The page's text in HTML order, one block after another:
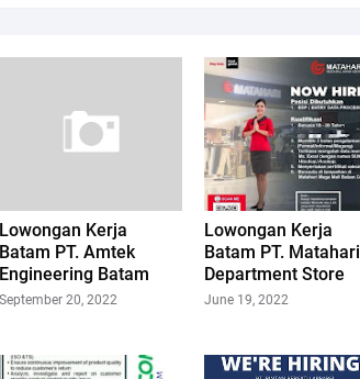
Lowongan Kerja
Batam PT. Amtek
Engineering Batam
September 20, 2022
Lowongan Kerja
Batam PT. Matahari
Department Store
June 19, 2022